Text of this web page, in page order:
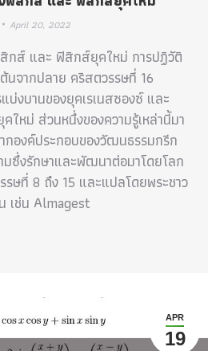
April 20, 2022
กส์‎ และ ฟิสิกส์ยุคใหม่ การปฏิวัติ
นจากปลาย คริสตวรรษที่ 16
บ่งบานของยุคเรเนสซองซ์ และ
ใหม่ ส่วนหนึ่งของความรู้เหล่านี้มา
กองค์ประกอบของวัฒนธรรมกรีก
ซึ่งรักษาและพัฒนาต่อมาโดยโลก
รษที่ 8 ถึง 15 และแปลโดยพระชาว
เช่น Almagest
APR
19